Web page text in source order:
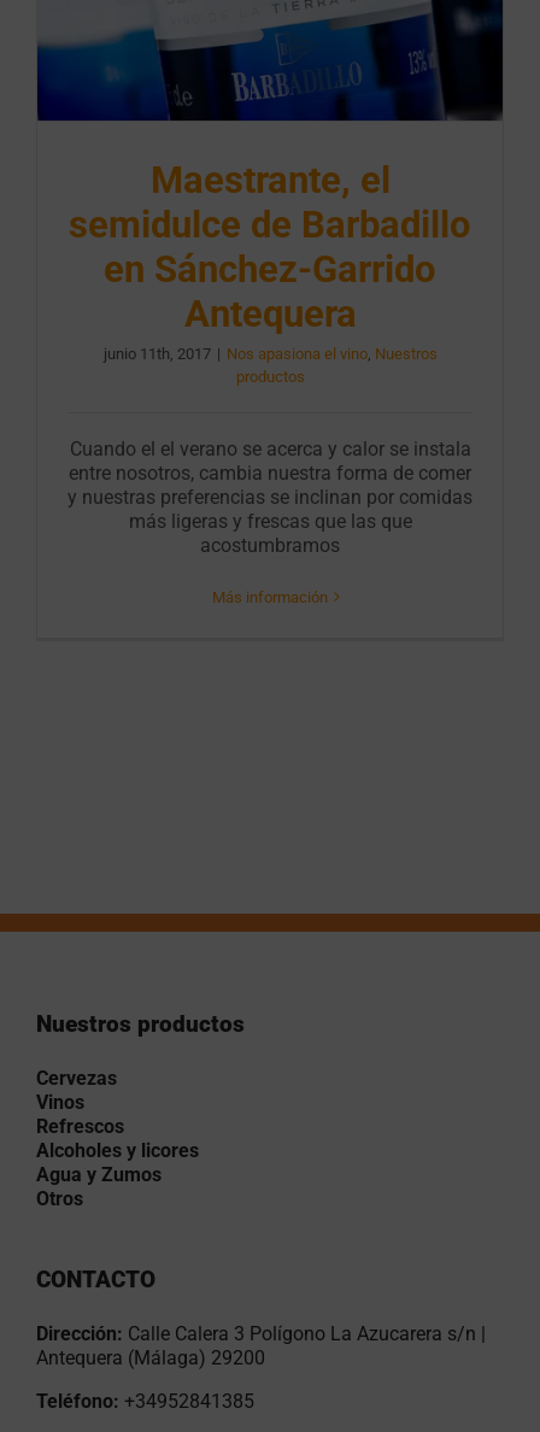
Maestrante, el
semidulce de Barbadillo
en Sánchez-Garrido
Antequera
junio 11th, 2017 | Nos apasiona el vino, Nuestros
productos
Cuando el el verano se acerca y calor se instala
entre nosotros, cambia nuestra forma de comer
y nuestras preferencias se inclinan por comidas
más ligeras y frescas que las que
acostumbramos
Más información
Nuestros productos
Cervezas
Vinos
Refrescos
Alcoholes y licores
Agua y Zumos
Otros
CONTACTO
Dirección: Calle Calera 3 Polígono La Azucarera s/n |
Antequera (Málaga) 29200
Teléfono: +34952841385